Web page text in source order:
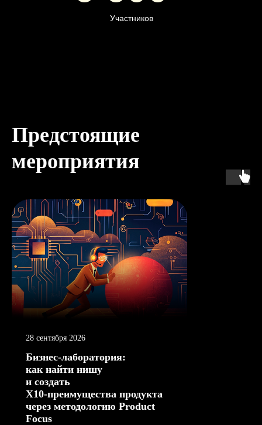
Участников
Предстоящие
мероприятия
28 сентября 2026
Бизнес-лаборатория:
как найти нишу
и создать
Х10-преимущества продукта
через методологию Product
Focus